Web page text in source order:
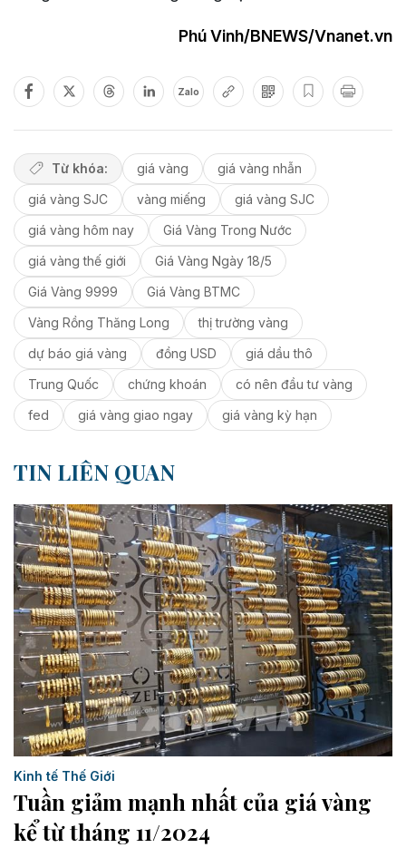
Phú Vinh/BNEWS/Vnanet.vn
Zalo
Từ khóa: giá vàng
giá vàng nhẫn
giá vàng SJC
vàng miếng
giá vàng SJC
giá vàng hôm nay
Giá Vàng Trong Nước
giá vàng thế giới
Giá Vàng Ngày 18/5
Giá Vàng 9999
Giá Vàng BTMC
Vàng Rồng Thăng Long
thị trường vàng
dự báo giá vàng
đồng USD
giá dầu thô
Trung Quốc
chứng khoán
có nên đầu tư vàng
fed
giá vàng giao ngay giá vàng kỳ hạn
TIN LIÊN QUAN
Kinh tế Thế Giới
Tuần giảm mạnh nhất của giá vàng
kể từ tháng 11/2024